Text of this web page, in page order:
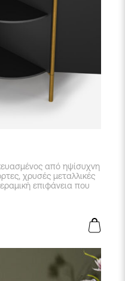
από ηψίσυχνη
χρυσές μεταλλικές
επιφάνεια που